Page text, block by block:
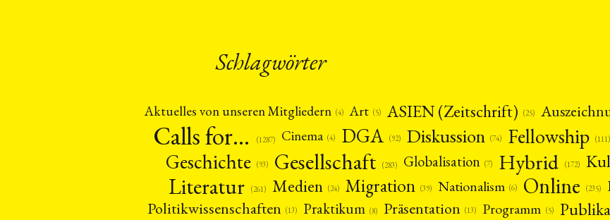
Schlagwörter
Aktuelles von unseren Mitgliedern (4) Art (5) ASIEN (Zeitschrift) (25)
Calls for… (1287) Cinema (4) DGA (92) Diskussion (74) Fellowship (111)
Geschichte (93) Gesellschaft (283) Globalisation (7) Hybrid (172)
Literatur (261) Medien (24) Migration (39) Nationalism (6) Online (235)
Politikwissenschaften (13) Praktikum (8) Präsentation (13) Programm (5)